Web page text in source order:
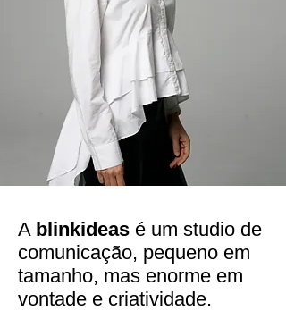
A blinkideas é um studio de
comunicação, pequeno em
tamanho, mas enorme em
vontade e criatividade.